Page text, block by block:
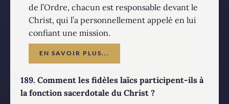
de l’Ordre, chacun est responsable devant le
Christ, qui l’a personnellement appelé en lui
confiant une mission.
EN SAVOIR PLUS...
189. Comment les fidèles laïcs participent-ils à
la fonction sacerdotale du Christ ?